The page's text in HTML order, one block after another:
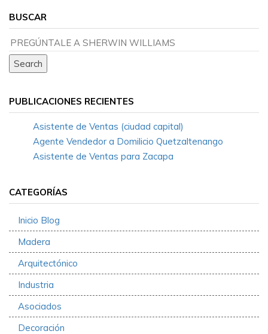
BUSCAR
PUBLICACIONES RECIENTES
Asistente de Ventas (ciudad capital)
Agente Vendedor a Domilicio Quetzaltenango
Asistente de Ventas para Zacapa
CATEGORÍAS
Inicio Blog
Madera
Arquitectónico
Industria
Asociados
Decoración